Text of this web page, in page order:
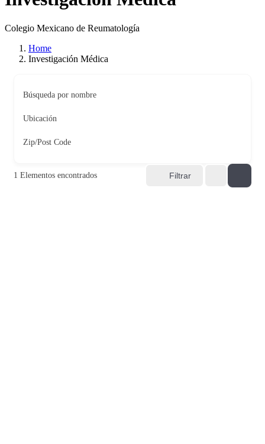
Colegio Mexicano de Reumatología
Home
Investigación Médica
Búsqueda por nombre
Ubicación
Zip/Post Code
1 Elementos encontrados Filtrar